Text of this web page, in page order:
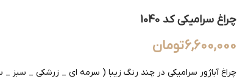
چراغ سرامیکی کد 1040
6,600,000تومان
چراغ آباژور سرامیکی در چند رنگ زیبا ( سرمه ای _ زرشکی _ سبز _